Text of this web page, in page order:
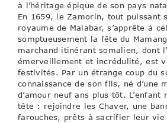
à l’héritage épique de son pays
En 1659, le Zamorin, tout puissant
royaume de Malabar, s’apprête à
somptueusement la fête du
marchand itinérant somalien, dont
émerveillement et incrédulité, est
festivités. Par un étrange coup du
connaissance de son fils, né d’une
d’amour neuf ans plus tôt. L’enfant
tête : rejoindre les Chaver, une
farouches, prêts à sacrifier leur vie